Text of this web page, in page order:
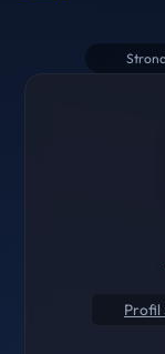
Profil